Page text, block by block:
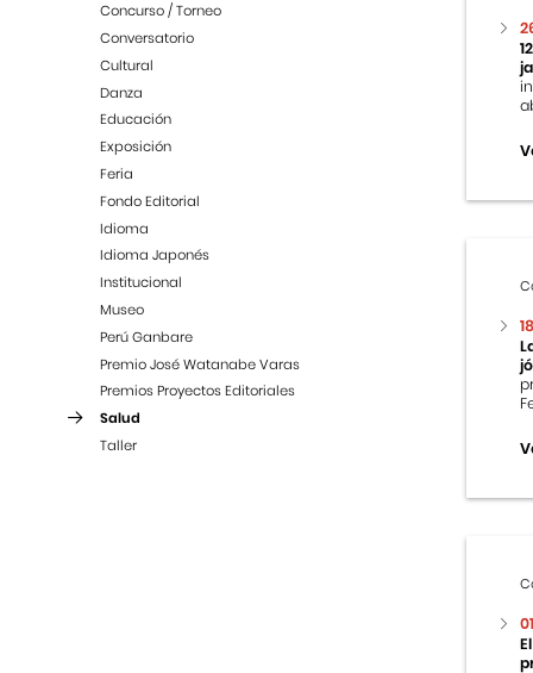
Concurso / Torneo
Conversatorio
Cultural
Danza
Educación
Exposición
Feria
Fondo Editorial
Idioma
Idioma Japonés
Institucional
Museo
Perú Ganbare
Premio José Watanabe Varas
Premios Proyectos Editoriales
Salud
Taller